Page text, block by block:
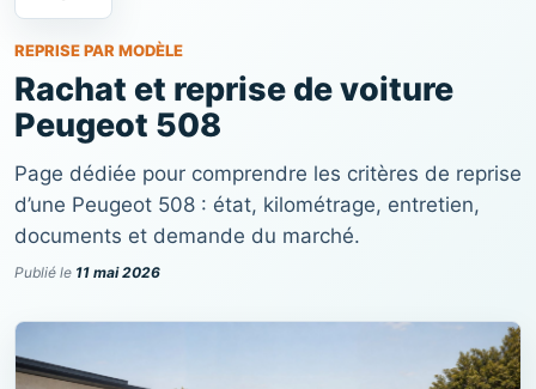
REPRISE PAR MODÈLE
Rachat et reprise de voiture
Peugeot 508
Page dédiée pour comprendre les critères de reprise
d’une Peugeot 508 : état, kilométrage, entretien,
documents et demande du marché.
Publié le 11 mai 2026